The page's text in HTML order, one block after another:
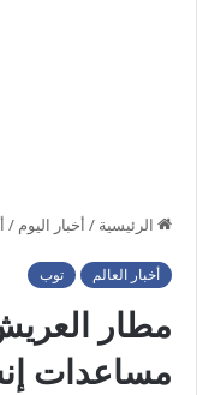
الرئيسية / أخبار اليوم /
أخبار العالم توب
مطار
مساعدات